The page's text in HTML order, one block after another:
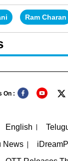
Ram Charan
On :
English
News